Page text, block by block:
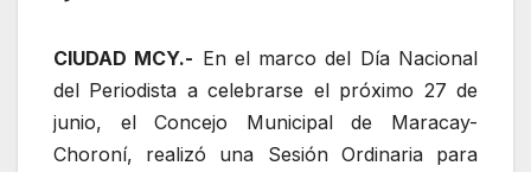
CIUDAD MCY.- En el marco del Día Nacional
del Periodista a celebrarse el próximo 27 de
junio, el Concejo Municipal de Maracay-
Choroní, realizó una Sesión Ordinaria para